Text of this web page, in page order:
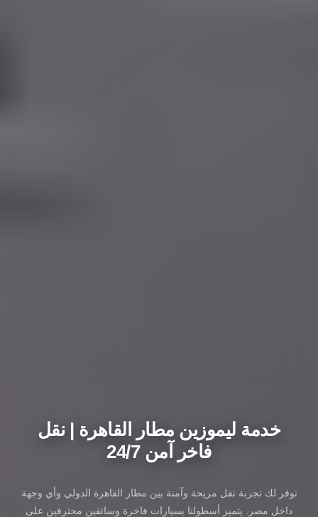
خدمة ليموزين مطار القاهرة | نقل
فاخر آمن 24/7
نوفر لك تجربة نقل مريحة وآمنة بين مطار القاهرة الدولي وأي وجهة
داخل مصر. يتميز أسطولنا بسيارات فاخرة وسائقين محترفين على